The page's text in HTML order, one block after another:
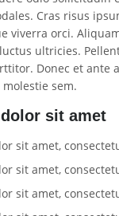
Cras risus
viverra orci.
ultricies.
Donec et ante
sem.
sit amet
sit amet,
sit amet,
sit amet,